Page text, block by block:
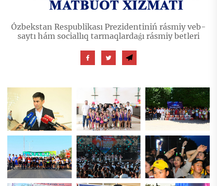
Ózbekstan Respublikası Prezidentiniń rásmiy veb-
saytı hám sociallıq tarmaqlardaǵı rásmiy betleri